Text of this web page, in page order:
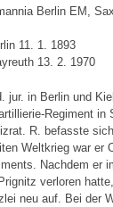
Berlin EM,
11. 1. 1893
13. 2. 1970
jur. in Berlin und
Regiment in
R. befasste
Weltkrieg war er
Nachdem er
verloren
neu auf. Bei der